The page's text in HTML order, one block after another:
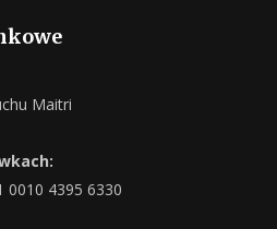
Maitri
0010 4395 6330